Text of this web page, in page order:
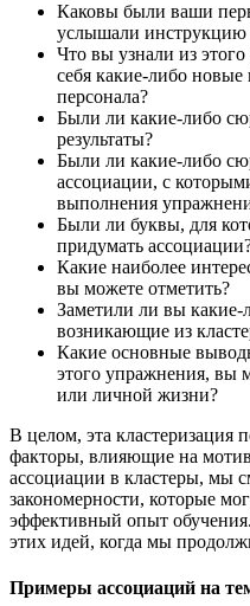
Каковы были ваши
услышали
Что вы узнали из
себя какие-либо
персонала?
Были ли какие-либо
результаты?
Были ли какие-либо
ассоциации, с
выполнения
Были ли буквы, для
придумать
Какие наиболее
вы можете отметить?
Заметили ли вы какие-
возникающие из
Какие основные
этого упражнения, вы
или личной жизни?
В целом, эта кластеризация
факторы, влияющие на
ассоциации в кластеры, мы
закономерности, которые
эффективный опыт
этих идей, когда мы
Примеры ассоциаций на